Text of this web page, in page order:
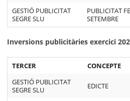
GESTIÓ PUBLICITAT
SEGRE SLU
PUBLICITAT
SETEMBRE
Inversions publicitàries exercici
TERCER CONCEPTE
GESTIÓ PUBLICITAT
SEGRE SLU
EDICTE